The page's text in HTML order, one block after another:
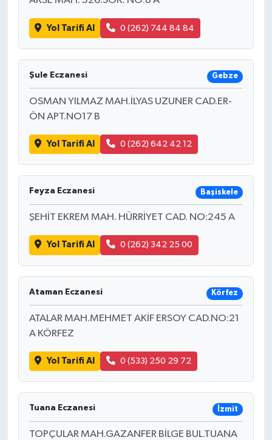
Yol Tarifi Al 0 (262) 744 84 84
Şule Eczanesi Gebze
OSMAN YILMAZ MAH.İLYAS UZUNER CAD.ER-
ÖN APT.NO17 B
Yol Tarifi Al 0 (262) 642 42 12
Feyza Eczanesi Başiskele
ŞEHİT EKREM MAH. HÜRRİYET CAD. NO:245 A
Yol Tarifi Al 0 (262) 342 25 00
Ataman Eczanesi Körfez
ATALAR MAH.MEHMET AKİF ERSOY CAD.NO:21
A KÖRFEZ
Yol Tarifi Al 0 (533) 250 29 72
Tuana Eczanesi İzmit
TOPÇULAR MAH.GAZANFER BİLGE BUL.TUANA